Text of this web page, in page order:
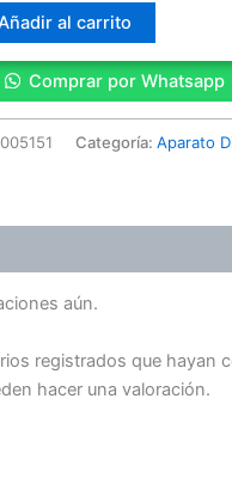
al carrito
Comprar por Whatsapp
Categoría: Aparato
aún.
registrados que hayan
hacer una valoración.